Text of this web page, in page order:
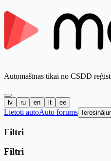
Automašīnas tikai no CSDD
lv ru en lt ee
Lietoti autoAuto forums
Filtri
Filtri